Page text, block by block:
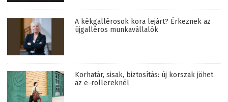
A kékgallérosok kora lejárt? Érkeznek az
újgalléros munkavállalók
Korhatár, sisak, biztosítás: új korszak jöhet
az e-rollereknél